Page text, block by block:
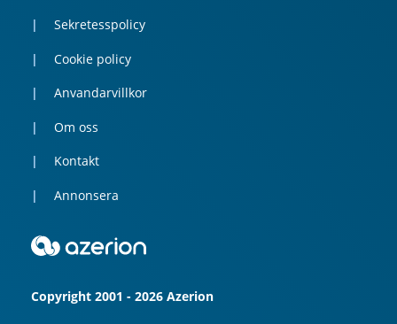
Sekretesspolicy
Cookie policy
Anvandarvillkor
Om oss
Kontakt
Annonsera
Copyright 2001 - 2026 Azerion